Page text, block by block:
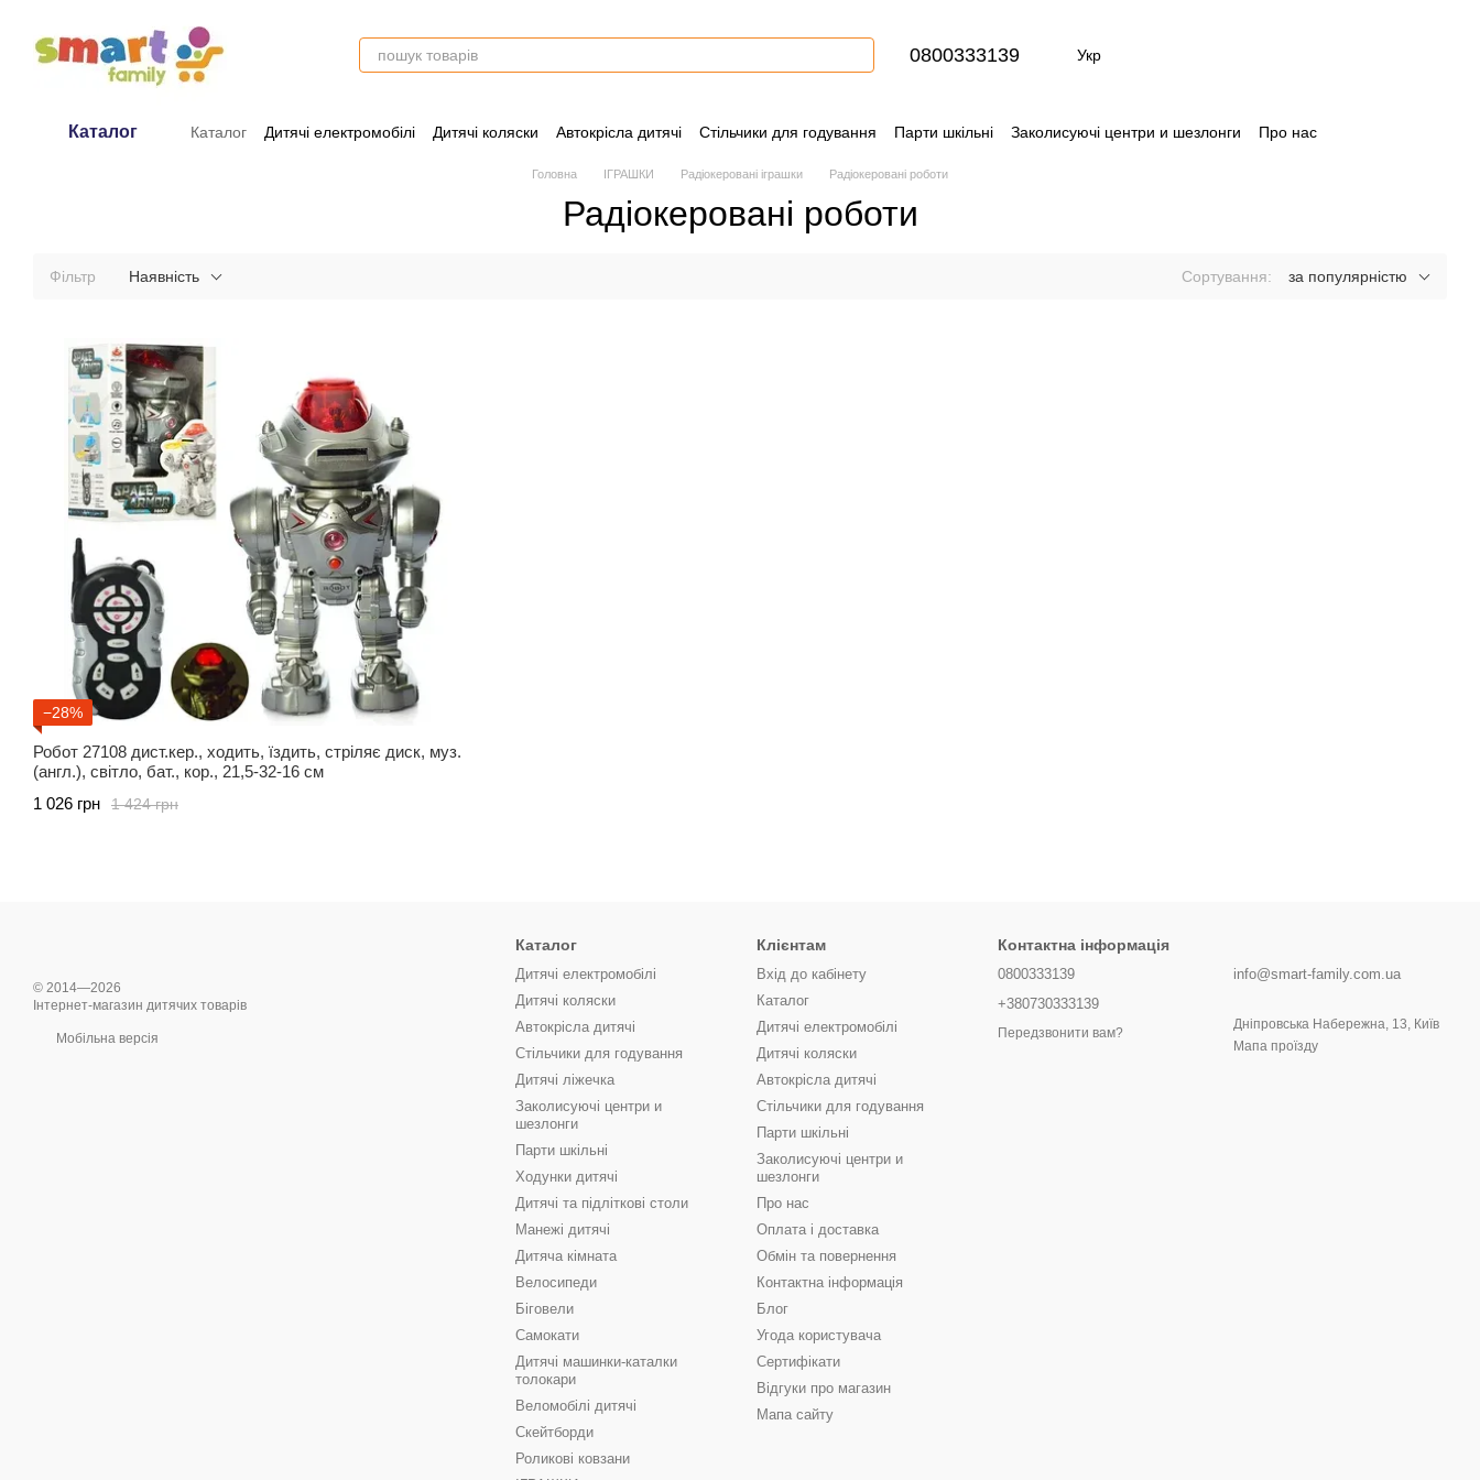
0800333139 Укр
Каталог Каталог Дитячі електромобілі Дитячі коляски Автокрісла дитячі Стільчики для годування Парти шкільні Заколисуючі центри и шезлонги
Про нас
Головна ІГРАШКИ Радіокеровані іграшки Радіокеровані роботи
Радіокеровані роботи
Фільтр Наявність Сортування: за популярністю
−28%
Робот 27108 дист.кер., ходить, їздить, стріляє диск, муз.
(англ.), світло, бат., кор., 21,5-32-16 см
1 424 грн
1 026 грн
© 2014—2026
Інтернет-магазин дитячих товарів
Мобільна версія
Каталог
Дитячі електромобілі
Дитячі коляски
Автокрісла дитячі
Стільчики для годування
Дитячі ліжечка
Заколисуючі центри и
шезлонги
Парти шкільні
Ходунки дитячі
Дитячі та підліткові столи
Манежі дитячі
Дитяча кімната
Велосипеди
Біговели
Самокати
Дитячі машинки-каталки
толокари
Веломобілі дитячі
Скейтборди
Роликові ковзани
Клієнтам
Вхід до кабінету
Каталог
Дитячі електромобілі
Дитячі коляски
Автокрісла дитячі
Стільчики для годування
Парти шкільні
Заколисуючі центри и
шезлонги
Про нас
Оплата і доставка
Обмін та повернення
Контактна інформація
Блог
Угода користувача
Сертифікати
Відгуки про магазин
Мапа сайту
Контактна інформація
0800333139
+380730333139
Передзвонити вам?
info@smart-family.com.ua
Дніпровська Набережна, 13, Київ
Мапа проїзду